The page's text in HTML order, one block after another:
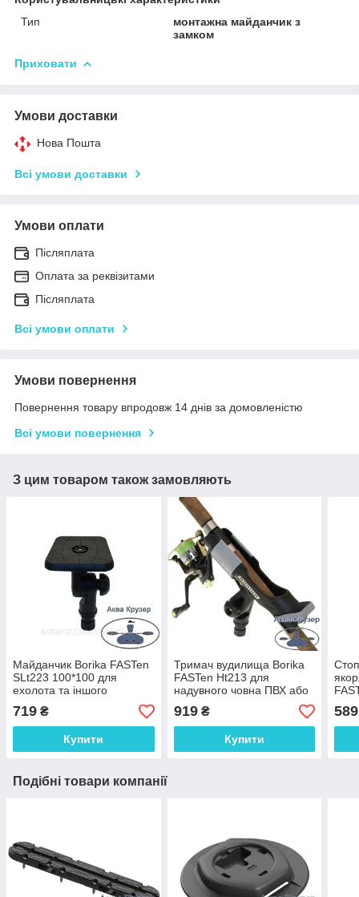
Тип
монтажна майданчик з
замком
Приховати
Умови доставки
Нова Пошта
Всі умови доставки
Умови оплати
Післяплата
Оплата за реквізитами
Післяплата
Всі умови оплати
Умови повернення
Повернення товару впродовж 14 днів за домовленістю
Всі умови повернення
З цим товаром також замовляють
Майданчик Borika FASTen
SLt223 100*100 для
ехолота та іншого
обладнання з поворотно-
похилим механізмом,
ц.чорний (SLt223)
719 ₴
Купити
Тримач вудилища Borika
FASTen Ht213 для
надувного човна ПВХ або
катера, колір чорний
919₴
Купити
589
Подібні товари компанії